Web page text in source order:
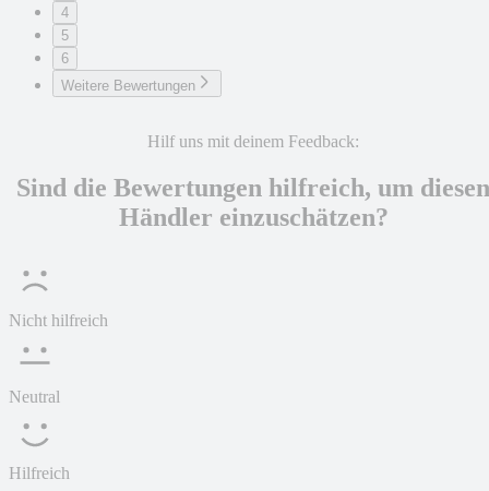
4
5
6
Weitere Bewertungen
Hilf uns mit deinem Feedback:
Sind die Bewertungen hilfreich, um diesen
Händler einzuschätzen?
Nicht hilfreich
Neutral
Hilfreich